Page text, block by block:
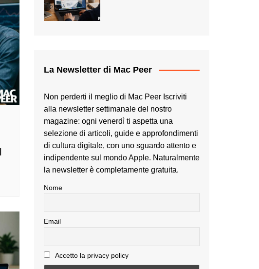
La Newsletter di Mac Peer
Non perderti il meglio di Mac Peer Iscriviti
alla newsletter settimanale del nostro
magazine: ogni venerdì ti aspetta una
selezione di articoli, guide e approfondimenti
di cultura digitale, con uno sguardo attento e
indipendente sul mondo Apple. Naturalmente
la newsletter è completamente gratuita.
Nome
Email
Accetto la privacy policy